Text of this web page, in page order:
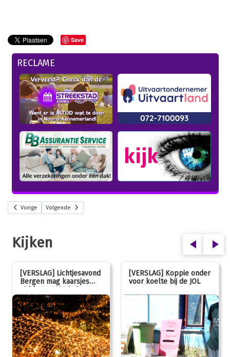
Save
RECLAME
Vorige Volgende
Kijken
[VERSLAG] Lichtjesavond
Bergen mag kaarsjes
uitblazen: 100 jarig
jubileum!
[VERSLAG] Koppie onder
voor koelte bij de JOL